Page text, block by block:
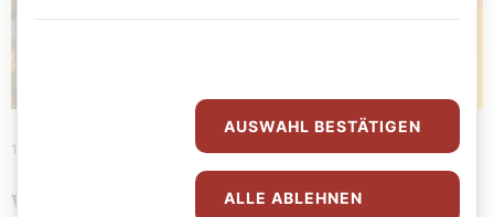
19. Dezember 2025 Kunst und Kultur
WOHIN AM 24. DEZEMBER?
AUSWAHL BESTÄTIGEN
ALLE ABLEHNEN